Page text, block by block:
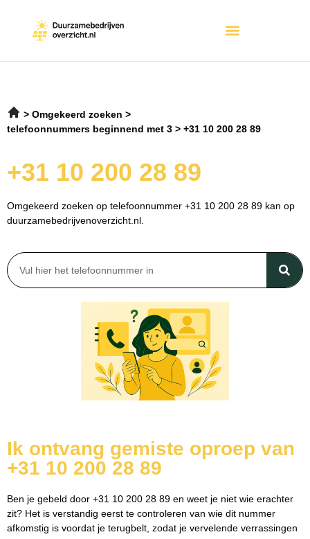
Omgekeerd zoeken
telefoonnummers beginnend met 3
+31 10 200 28 89
+31 10 200 28 89
Omgekeerd zoeken op telefoonnummer +31 10 200 28 89 kan op
duurzamebedrijvenoverzicht.nl.
Ik ontvang gemiste oproep van
+31 10 200 28 89
Ben je gebeld door +31 10 200 28 89 en weet je niet wie erachter
zit? Het is verstandig eerst te controleren van wie dit nummer
afkomstig is voordat je terugbelt, zodat je vervelende verrassingen